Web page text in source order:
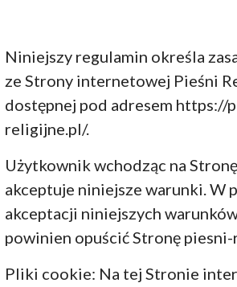
Niniejszy regulamin określa
ze Strony internetowej Pieśni
dostępnej pod adresem https://
religijne.pl/.
Użytkownik wchodząc na
akceptuje niniejsze warunki. W
akceptacji niniejszych
powinien opuścić Stronę
Pliki cookie: Na tej Stronie